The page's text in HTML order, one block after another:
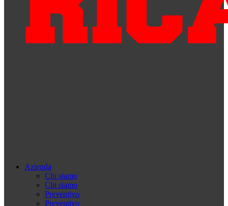
Azienda
Chi siamo
Chi siamo
Preventivo
Preventivo